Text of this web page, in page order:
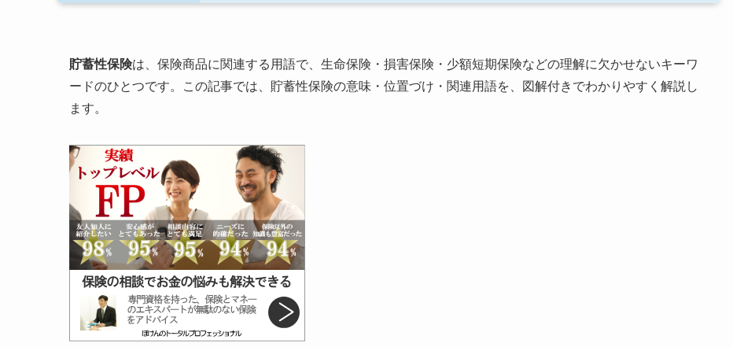
貯蓄性保険は、保険商品に関連する用語で、生命保険・損害保険・少額短期保険などの理解に欠かせないキーワ
ードのひとつです。この記事では、貯蓄性保険の意味・位置づけ・関連用語を、図解付きでわかりやすく解説し
ます。